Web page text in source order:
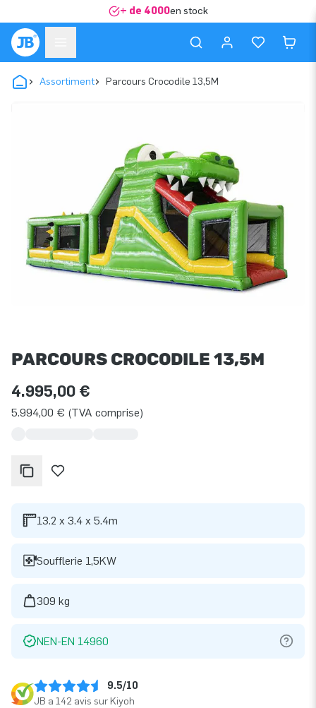
+ de 4000en stock
Assortiment Parcours Crocodile 13,5M
PARCOURS CROCODILE 13,5M
4.995,00 €
5.994,00 € (TVA comprise)
13.2 x 3.4 x 5.4m
Soufflerie 1,5KW
309 kg
NEN-EN 14960
9.5/10
JB a 142 avis sur Kiyoh